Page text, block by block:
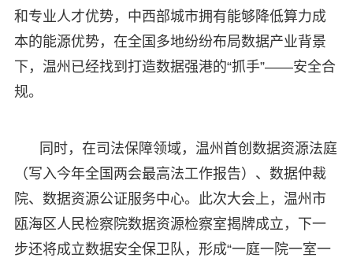
和专业人才优势，中西部城市拥有能够降低算力成
本的能源优势，在全国多地纷纷布局数据产业背景
下，温州已经找到打造数据强港的“抓手”——安全合
规。
同时，在司法保障领域，温州首创数据资源法庭
（写入今年全国两会最高法工作报告）、数据仲裁
院、数据资源公证服务中心。此次大会上，温州市
瓯海区人民检察院数据资源检察室揭牌成立，下一
步还将成立数据安全保卫队，形成“一庭一院一室一